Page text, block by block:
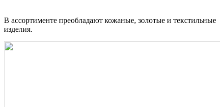
В ассортименте преобладают кожаные, золотые и текстильные
изделия.